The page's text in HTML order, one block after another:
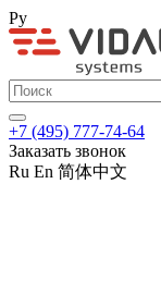
Ру
+7 (495) 777-74-64
Заказать звонок
Ru En 简体中文